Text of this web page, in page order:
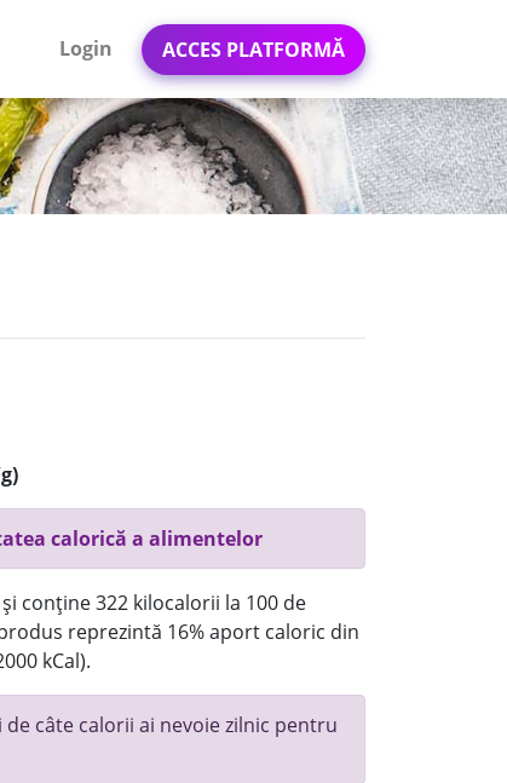
Login ACCES PLATFORMĂ
calorică a alimentelor
conține 322 kilocalorii la 100 de
reprezintă 16% aport caloric din
kCal).
câte calorii ai nevoie zilnic pentru